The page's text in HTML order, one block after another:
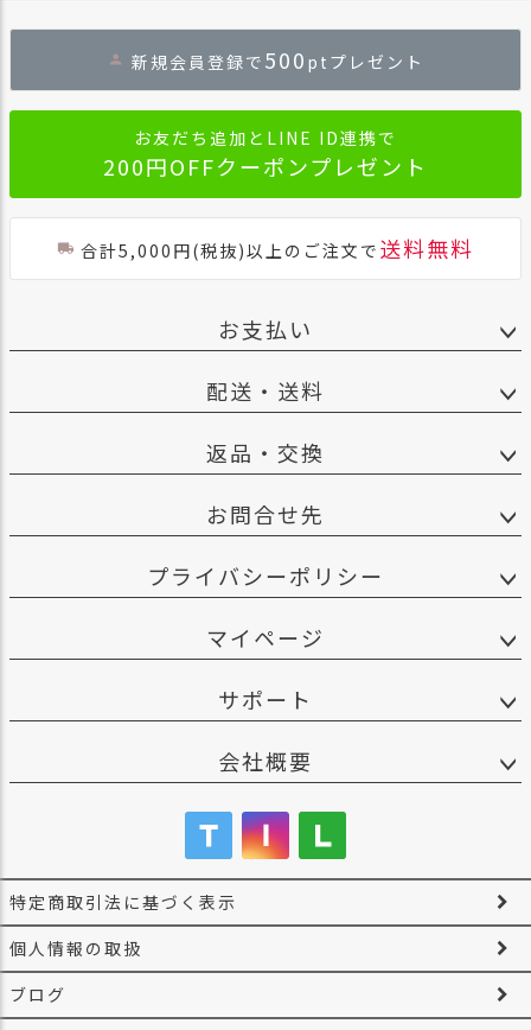
ジト
へ
新規会員登録で 500 ptプレゼント
お友だち追加とLINE ID連携で
200円OFFクーポンプレゼント
合計5,000円(税抜)以上のご注文で 送料無料
お支払い
配送・送料
返品・交換
お問合せ先
プライバシーポリシー
マイページ
サポート
会社概要
特定商取引法に基づく表示
個人情報の取扱
ブログ